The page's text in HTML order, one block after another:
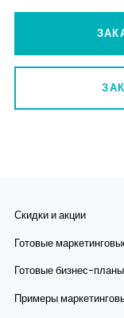
Скидки и акции
Готовые
Готовые бизнес-планы
Примеры